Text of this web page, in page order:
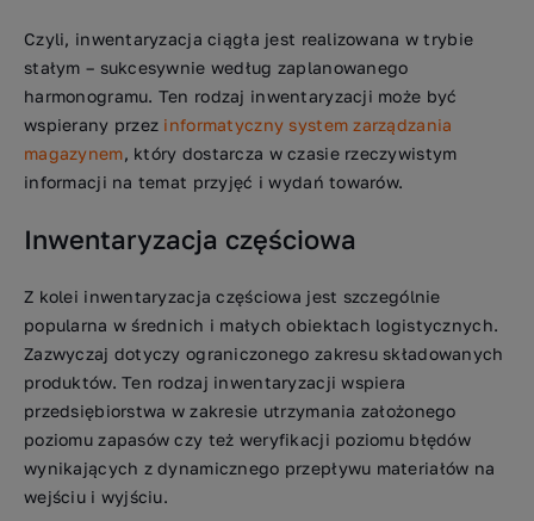
Czyli, inwentaryzacja ciągła jest realizowana w trybie
stałym – sukcesywnie według zaplanowanego
harmonogramu. Ten rodzaj inwentaryzacji może być
wspierany przez informatyczny system zarządzania
magazynem, który dostarcza w czasie rzeczywistym
informacji na temat przyjęć i wydań towarów.
Inwentaryzacja częściowa
Z kolei inwentaryzacja częściowa jest szczególnie
popularna w średnich i małych obiektach logistycznych.
Zazwyczaj dotyczy ograniczonego zakresu składowanych
produktów. Ten rodzaj inwentaryzacji wspiera
przedsiębiorstwa w zakresie utrzymania założonego
poziomu zapasów czy też weryfikacji poziomu błędów
wynikających z dynamicznego przepływu materiałów na
wejściu i wyjściu.